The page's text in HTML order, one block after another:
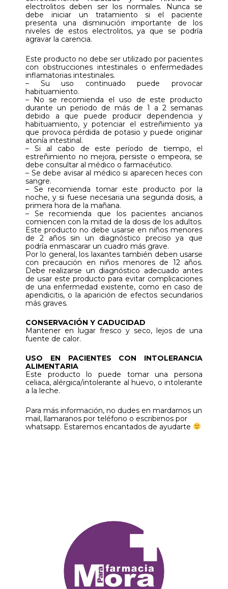
electrolitos deben ser los normales. Nunca se
debe iniciar un tratamiento si el paciente
presenta una disminución importante de los
niveles de estos electrolitos, ya que se podría
agravar la carencia.
Este producto no debe ser utilizado por pacientes
con obstrucciones intestinales o enfermedades
inflamatorias intestinales.
– Su uso continuado puede provocar
habituamiento.
– No se recomienda el uso de este producto
durante un periodo de más de 1 a 2 semanas
debido a que puede producir dependencia y
habituamiento, y potenciar el estreñimiento ya
que provoca pérdida de potasio y puede originar
atonía intestinal.
– Si al cabo de este período de tiempo, el
estreñimiento no mejora, persiste o empeora, se
debe consultar al médico o farmacéutico.
– Se debe avisar al médico si aparecen heces con
sangre.
– Se recomienda tomar este producto por la
noche, y si fuese necesaria una segunda dosis, a
primera hora de la mañana.
– Se recomienda que los pacientes ancianos
comiencen con la mitad de la dosis de los adultos.
Este producto no debe usarse en niños menores
de 2 años sin un diagnóstico preciso ya que
podría enmascarar un cuadro más grave.
Por lo general, los laxantes también deben usarse
con precaución en niños menores de 12 años.
Debe realizarse un diagnóstico adecuado antes
de usar este producto para evitar complicaciones
de una enfermedad existente, como en caso de
apendicitis, o la aparición de efectos secundarios
más graves.
CONSERVACIÓN Y CADUCIDAD
Mantener en lugar fresco y seco, lejos de una
fuente de calor.
USO EN PACIENTES CON INTOLERANCIA
ALIMENTARIA
Este producto lo puede tomar una persona
celiaca, alérgica/intolerante al huevo, o intolerante
a la leche.
Para más información, no dudes en mardarnos un
mail, llamaranos por teléfono o escribirnos por
whatsapp. Estaremos encantados de ayudarte